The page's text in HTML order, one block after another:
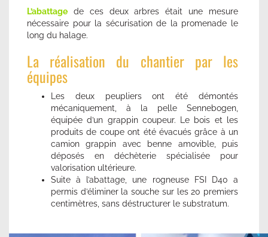
L’abattage de ces deux arbres était une mesure
nécessaire pour la sécurisation de la promenade le
long du halage.
La réalisation du chantier par les
équipes
Les deux peupliers ont été démontés
mécaniquement, à la pelle Sennebogen,
équipée d’un grappin coupeur. Le bois et les
produits de coupe ont été évacués grâce à un
camion grappin avec benne amovible, puis
déposés en déchèterie spécialisée pour
valorisation ultérieure.
Suite à l’abattage, une rogneuse FSI D40 a
permis d’éliminer la souche sur les 20 premiers
centimètres, sans déstructurer le substratum.